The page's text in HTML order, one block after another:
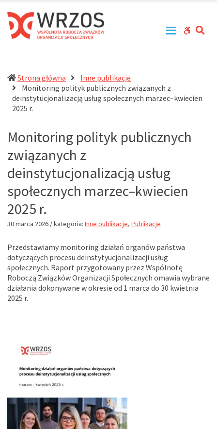
Wspólnota
Robocza
zachowaniu
zasad
tolerancji,
działa
rzecz
profesjonalizacji
WCAG
Strona główna
Inne publikacje
Monitoring polityk publicznych związanych z
deinstytucjonalizacją usług społecznych marzec–kwiecien
2025 r.
Monitoring polityk publicznych
związanych z
deinstytucjonalizacją usług
społecznych marzec–kwiecien
2025 r.
30 marca 2026 / kategoria: Inne publikacje, Publikacje
Przedstawiamy monitoring działań organów państwa
dotyczących procesu deinstytyucjonalizacji usług
społecznych. Raport przygotowany przez Wspólnotę
Roboczą Związków Organizacji Społecznych omawia wybrane
działania dokonywane w okresie od 1 marca do 30 kwietnia
2025 r.